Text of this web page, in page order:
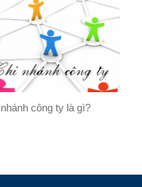
công ty là gì?